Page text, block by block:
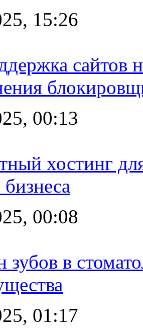
15:26
сайтов
00:13
хостинг
00:08
зубов в
01:17